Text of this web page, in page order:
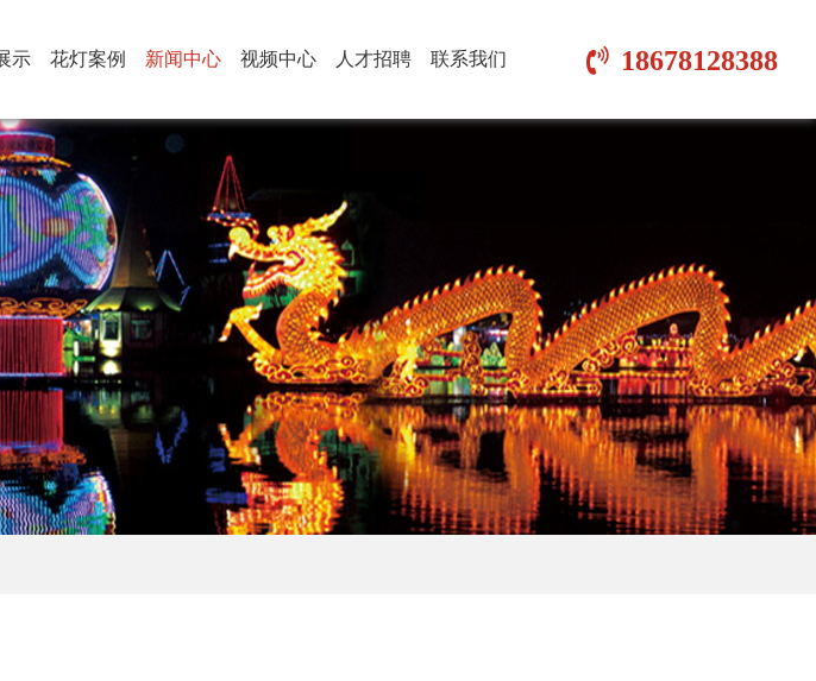
示 花灯案例 新闻中心 视频中心 人才招聘 联系我们 18678128388